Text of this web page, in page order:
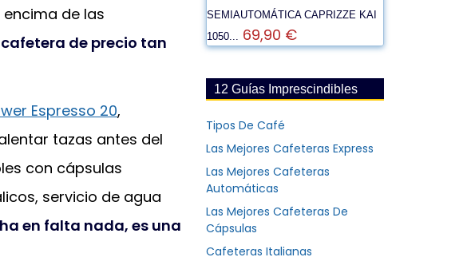
de las
cafetera de precio tan
Espresso 20,
tazas antes del
con cápsulas
servicio de agua
en falta nada, es una
SEMIAUTOMÁTICA CAPRIZZE KAI
1050... 69,90 €
12 Guías Imprescindibles
Tipos De Café
Las Mejores Cafeteras Express
Las Mejores Cafeteras
Automáticas
Las Mejores Cafeteras De
Cápsulas
Cafeteras Italianas